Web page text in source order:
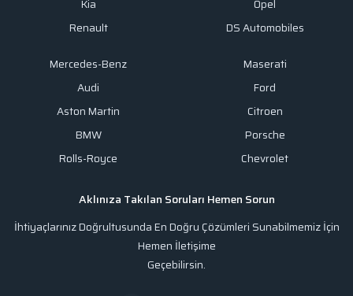
Kia
Renault
Opel
DS Automobiles
Mercedes-Benz
Audi
Aston Martin
BMW
Rolls-Royce
Maserati
Ford
Citroen
Porsche
Chevrolet
Aklınıza Takılan Soruları Hemen Sorun
İhtiyaçlarınız Doğrultusunda En Doğru Çözümleri Sunabilmemiz İçin
Hemen İletişime
Geçebilirsin.